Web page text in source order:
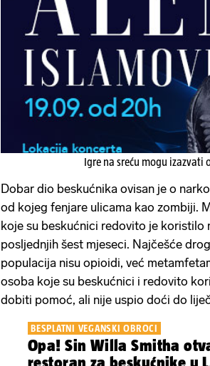
Igre na sreću mogu izazvati
Dobar dio beskućnika ovisan je o
od kojeg fenjare ulicama kao zombiji.
koje su beskućnici redovito je koristilo
posljednjih šest mjeseci. Najčešće
populacija nisu opioidi, već
osoba koje su beskućnici i redovito
dobiti pomoć, ali nije uspio doći do
BESPLATNI VEGANSKI OBROCI
Opa! Sin Willa Smitha